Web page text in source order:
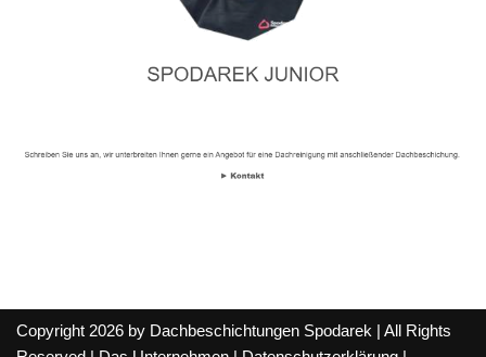
Copyright 2026 by Dachbeschichtungen Spodarek | All Rights